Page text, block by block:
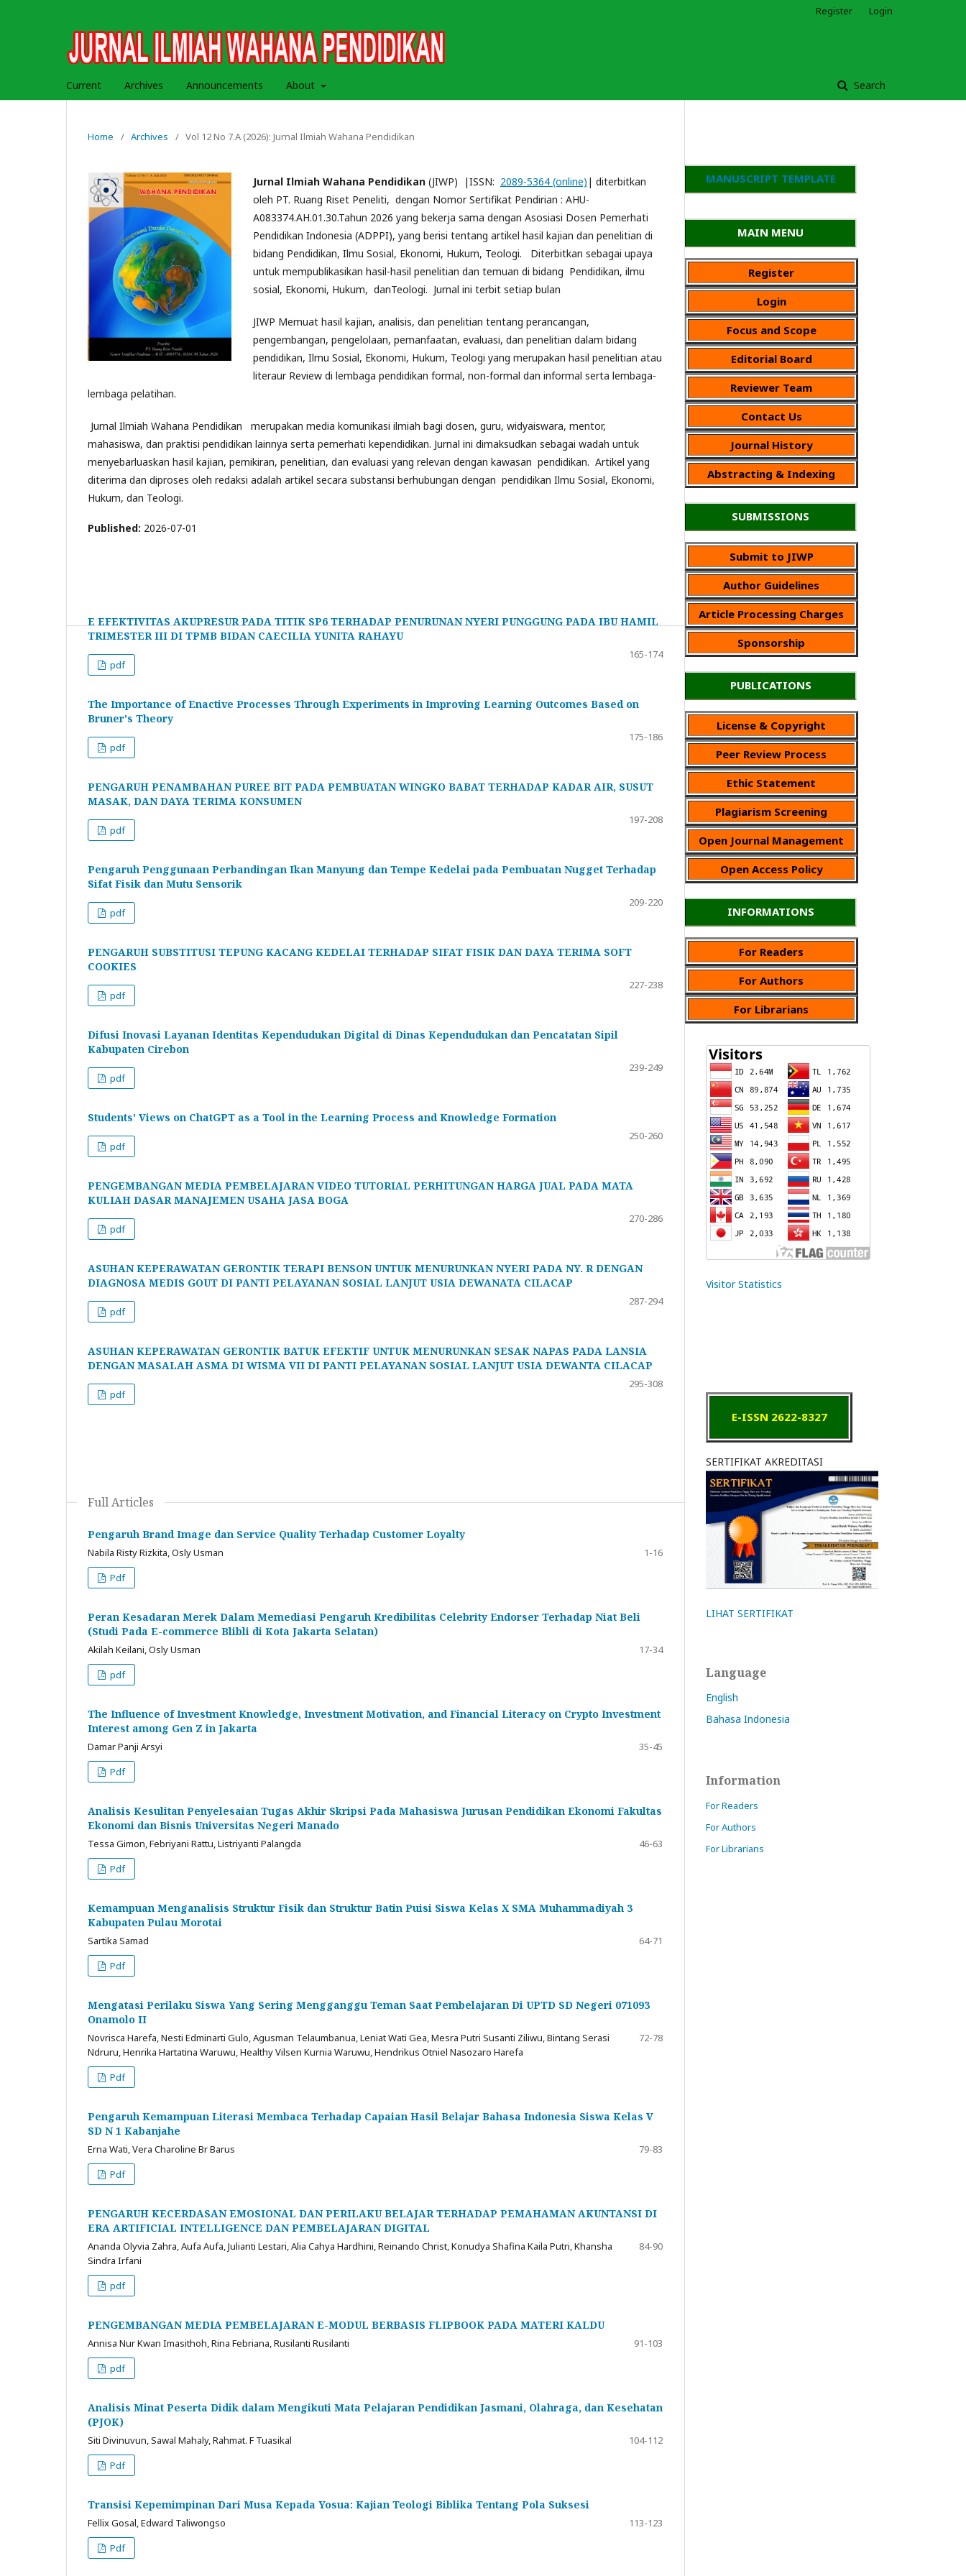
Current Archives Announcements About Search
Register Login
Home / Archives / Vol 12 No 7.A (2026): Jurnal Ilmiah Wahana Pendidikan
Jurnal Ilmiah Wahana Pendidikan (JIWP) |ISSN: 2089-5364 (online) | diterbitkan
oleh PT. Ruang Riset Peneliti, dengan Nomor Sertifikat Pendirian : AHU-
A083374.AH.01.30.Tahun 2026 yang bekerja sama dengan Asosiasi Dosen Pemerhati
Pendidikan Indonesia (ADPPI), yang berisi tentang artikel hasil kajian dan penelitian di
bidang Pendidikan, Ilmu Sosial, Ekonomi, Hukum, Teologi. Diterbitkan sebagai upaya
untuk mempublikasikan hasil-hasil penelitian dan temuan di bidang Pendidikan, ilmu
sosial, Ekonomi, Hukum, danTeologi. Jurnal ini terbit setiap bulan
JIWP Memuat hasil kajian, analisis, dan penelitian tentang perancangan,
pengembangan, pengelolaan, pemanfaatan, evaluasi, dan penelitian dalam bidang
pendidikan, Ilmu Sosial, Ekonomi, Hukum, Teologi yang merupakan hasil penelitian atau
literaur Review di lembaga pendidikan formal, non-formal dan informal serta lembaga-
lembaga pelatihan.
Jurnal Ilmiah Wahana Pendidikan merupakan media komunikasi ilmiah bagi dosen, guru, widyaiswara, mentor,
mahasiswa, dan praktisi pendidikan lainnya serta pemerhati kependidikan. Jurnal ini dimaksudkan sebagai wadah untuk
menyebarluaskan hasil kajian, pemikiran, penelitian, dan evaluasi yang relevan dengan kawasan pendidikan. Artikel yang
diterima dan diproses oleh redaksi adalah artikel secara substansi berhubungan dengan pendidikan Ilmu Sosial, Ekonomi,
Hukum, dan Teologi.
Published: 2026-07-01
E EFEKTIVITAS AKUPRESUR PADA TITIK SP6 TERHADAP PENURUNAN NYERI PUNGGUNG PADA IBU HAMIL
TRIMESTER III DI TPMB BIDAN CAECILIA YUNITA RAHAYU
165-174
pdf
The Importance of Enactive Processes Through Experiments in Improving Learning Outcomes Based on
Bruner's Theory
175-186
pdf
PENGARUH PENAMBAHAN PUREE BIT PADA PEMBUATAN WINGKO BABAT TERHADAP KADAR AIR, SUSUT
MASAK, DAN DAYA TERIMA KONSUMEN
197-208
pdf
Pengaruh Penggunaan Perbandingan Ikan Manyung dan Tempe Kedelai pada Pembuatan Nugget Terhadap
Sifat Fisik dan Mutu Sensorik
209-220
pdf
PENGARUH SUBSTITUSI TEPUNG KACANG KEDELAI TERHADAP SIFAT FISIK DAN DAYA TERIMA SOFT
COOKIES
227-238
pdf
Difusi Inovasi Layanan Identitas Kependudukan Digital di Dinas Kependudukan dan Pencatatan Sipil
Kabupaten Cirebon
239-249
pdf
Students' Views on ChatGPT as a Tool in the Learning Process and Knowledge Formation
250-260
pdf
PENGEMBANGAN MEDIA PEMBELAJARAN VIDEO TUTORIAL PERHITUNGAN HARGA JUAL PADA MATA
KULIAH DASAR MANAJEMEN USAHA JASA BOGA
270-286
pdf
ASUHAN KEPERAWATAN GERONTIK TERAPI BENSON UNTUK MENURUNKAN NYERI PADA NY. R DENGAN
DIAGNOSA MEDIS GOUT DI PANTI PELAYANAN SOSIAL LANJUT USIA DEWANATA CILACAP
287-294
pdf
ASUHAN KEPERAWATAN GERONTIK BATUK EFEKTIF UNTUK MENURUNKAN SESAK NAPAS PADA LANSIA
DENGAN MASALAH ASMA DI WISMA VII DI PANTI PELAYANAN SOSIAL LANJUT USIA DEWANTA CILACAP
295-308
pdf
Full Articles
Pengaruh Brand Image dan Service Quality Terhadap Customer Loyalty
Nabila Risty Rizkita, Osly Usman
1-16
Pdf
Peran Kesadaran Merek Dalam Memediasi Pengaruh Kredibilitas Celebrity Endorser Terhadap Niat Beli
(Studi Pada E-commerce Blibli di Kota Jakarta Selatan)
Akilah Keilani, Osly Usman
17-34
pdf
The Influence of Investment Knowledge, Investment Motivation, and Financial Literacy on Crypto Investment
Interest among Gen Z in Jakarta
Damar Panji Arsyi
35-45
Pdf
Analisis Kesulitan Penyelesaian Tugas Akhir Skripsi Pada Mahasiswa Jurusan Pendidikan Ekonomi Fakultas
Ekonomi dan Bisnis Universitas Negeri Manado
Tessa Gimon, Febriyani Rattu, Listriyanti Palangda
46-63
Pdf
Kemampuan Menganalisis Struktur Fisik dan Struktur Batin Puisi Siswa Kelas X SMA Muhammadiyah 3
Kabupaten Pulau Morotai
Sartika Samad
64-71
Pdf
Mengatasi Perilaku Siswa Yang Sering Mengganggu Teman Saat Pembelajaran Di UPTD SD Negeri 071093
Onamolo II
Novrisca Harefa, Nesti Edminarti Gulo, Agusman Telaumbanua, Leniat Wati Gea, Mesra Putri Susanti Ziliwu, Bintang Serasi
Ndruru, Henrika Hartatina Waruwu, Healthy Vilsen Kurnia Waruwu, Hendrikus Otniel Nasozaro Harefa
72-78
Pdf
Pengaruh Kemampuan Literasi Membaca Terhadap Capaian Hasil Belajar Bahasa Indonesia Siswa Kelas V
SD N 1 Kabanjahe
Erna Wati, Vera Charoline Br Barus
79-83
Pdf
PENGARUH KECERDASAN EMOSIONAL DAN PERILAKU BELAJAR TERHADAP PEMAHAMAN AKUNTANSI DI
ERA ARTIFICIAL INTELLIGENCE DAN PEMBELAJARAN DIGITAL
Ananda Olyvia Zahra, Aufa Aufa, Julianti Lestari, Alia Cahya Hardhini, Reinando Christ, Konudya Shafina Kaila Putri, Khansha
Sindra Irfani
84-90
pdf
PENGEMBANGAN MEDIA PEMBELAJARAN E-MODUL BERBASIS FLIPBOOK PADA MATERI KALDU
Annisa Nur Kwan Imasithoh, Rina Febriana, Rusilanti Rusilanti
91-103
pdf
Analisis Minat Peserta Didik dalam Mengikuti Mata Pelajaran Pendidikan Jasmani, Olahraga, dan Kesehatan
(PJOK)
Siti Divinuvun, Sawal Mahaly, Rahmat. F Tuasikal
104-112
Pdf
Transisi Kepemimpinan Dari Musa Kepada Yosua: Kajian Teologi Biblika Tentang Pola Suksesi
Fellix Gosal, Edward Taliwongso
113-123
Pdf
MANUSCRIPT TEMPLATE
MAIN MENU
Register
Login
Focus and Scope
Editorial Board
Reviewer Team
Contact Us
Journal History
Abstracting & Indexing
SUBMISSIONS
Submit to JIWP
Author Guidelines
Article Processing Charges
Sponsorship
PUBLICATIONS
License & Copyright
Peer Review Process
Ethic Statement
Plagiarism Screening
Open Journal Management
Open Access Policy
INFORMATIONS
For Readers
For Authors
For Librarians
Visitor Statistics
E-ISSN 2622-8327
SERTIFIKAT AKREDITASI
LIHAT SERTIFIKAT
Language
English
Bahasa Indonesia
Information
For Readers
For Authors
For Librarians